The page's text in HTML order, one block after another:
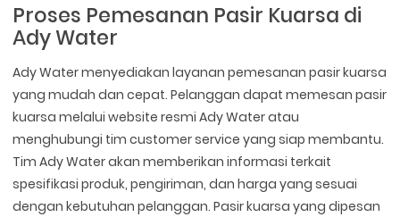
Proses Pemesanan Pasir Kuarsa di
Ady Water
Ady Water menyediakan layanan pemesanan pasir kuarsa
yang mudah dan cepat. Pelanggan dapat memesan pasir
kuarsa melalui website resmi Ady Water atau
menghubungi tim customer service yang siap membantu.
Tim Ady Water akan memberikan informasi terkait
spesifikasi produk, pengiriman, dan harga yang sesuai
dengan kebutuhan pelanggan. Pasir kuarsa yang dipesan